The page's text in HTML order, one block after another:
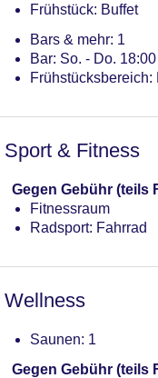
Frühstück: Buffet
Bars & mehr: 1
Bar: So. - Do.
Frühstücksbereich:
Sport & Fitness
Gegen Gebühr (teils
Fitnessraum
Radsport: Fahrrad
Wellness
Saunen: 1
Gegen Gebühr (teils